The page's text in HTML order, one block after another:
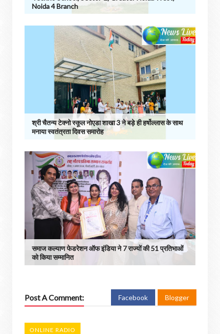
Noida 4 Branch
श्री चैतन्य टेक्नो स्कूल नोएडा शाखा 3 ने बड़े ही हर्षोल्लास के साथ
मनाया स्वतंत्रता दिवस समारोह
समाज कल्याण फेडरेशन ऑफ इंडिया ने 7 राज्यों की 51 प्रतिभाओं
को किया सम्मानित
Post A Comment: Facebook Blogger
ONLINE RADIO